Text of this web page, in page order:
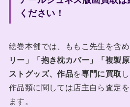
ください！
絵巻本舗では、ももこ先生を含
リー」「抱き枕カバー」「複製
ストグッズ、作品を専門に買取
作品類に関しては店主自ら査定
ます。